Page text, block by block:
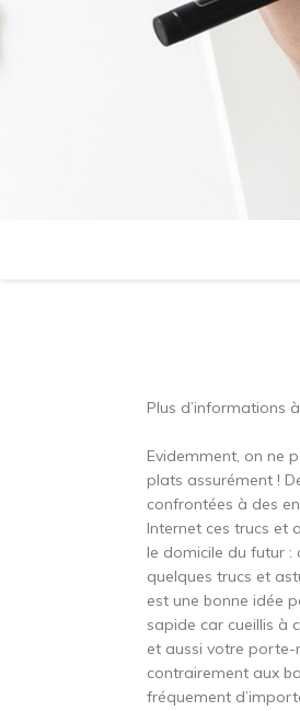
Plus d’informations
Evidemment, on ne
plats assurément !
confrontées à des
Internet ces trucs et
le domicile du futur :
quelques trucs et
est une bonne idée
sapide car cueillis à
et aussi votre porte-
contrairement aux
fréquement